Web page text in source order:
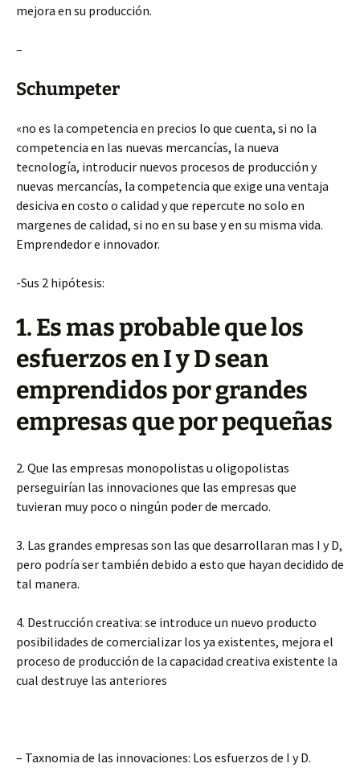
mejora en su producción.
–
Schumpeter
«no es la competencia en precios lo que cuenta, si no la
competencia en las nuevas mercancías, la nueva
tecnología, introducir nuevos procesos de producción y
nuevas mercancías, la competencia que exige una ventaja
desiciva en costo o calidad y que repercute no solo en
margenes de calidad, si no en su base y en su misma vida.
Emprendedor e innovador.
-Sus 2 hipótesis:
1. Es mas probable que los
esfuerzos en I y D sean
emprendidos por grandes
empresas que por pequeñas
2. Que las empresas monopolistas u oligopolistas
perseguirían las innovaciones que las empresas que
tuvieran muy poco o ningún poder de mercado.
3. Las grandes empresas son las que desarrollaran mas I y D,
pero podría ser también debido a esto que hayan decidido de
tal manera.
4. Destrucción creativa: se introduce un nuevo producto
posibilidades de comercializar los ya existentes, mejora el
proceso de producción de la capacidad creativa existente la
cual destruye las anteriores
– Taxnomia de las innovaciones: Los esfuerzos de I y D.